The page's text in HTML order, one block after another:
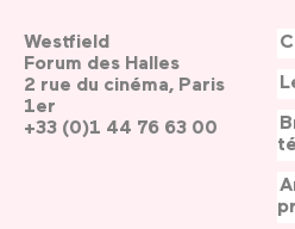
Westfield
Forum des Halles
2 rue du cinéma, Paris
1er
+33 (0)1 44 76 63 00